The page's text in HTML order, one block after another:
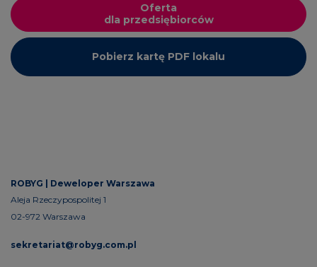
Oferta
dla przedsiębiorców
Pobierz kartę PDF lokalu
ROBYG | Deweloper Warszawa
Aleja Rzeczypospolitej 1
02-972 Warszawa
sekretariat@robyg.com.pl